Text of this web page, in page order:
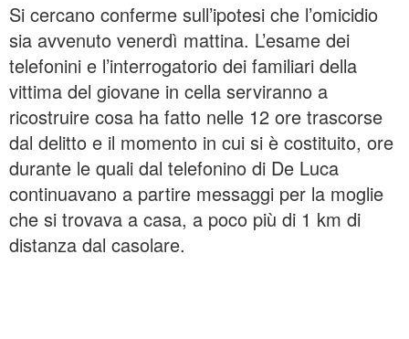
Si cercano conferme sull’ipotesi che l’omicidio
sia avvenuto venerdì mattina. L’esame dei
telefonini e l’interrogatorio dei familiari della
vittima del giovane in cella serviranno a
ricostruire cosa ha fatto nelle 12 ore trascorse
dal delitto e il momento in cui si è costituito, ore
durante le quali dal telefonino di De Luca
continuavano a partire messaggi per la moglie
che si trovava a casa, a poco più di 1 km di
distanza dal casolare.